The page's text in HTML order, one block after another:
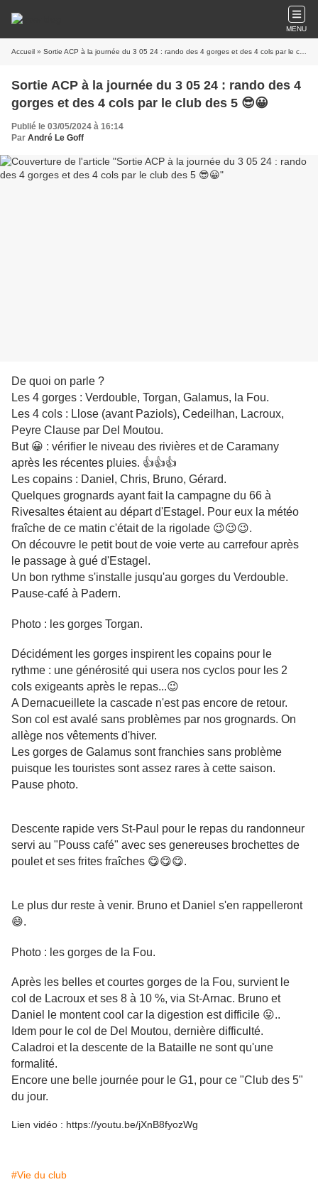
MENU
Accueil » Sortie ACP à la journée du 3 05 24 : rando des 4 gorges et des 4 cols par le club des 5 😎😀
Sortie ACP à la journée du 3 05 24 : rando des 4
gorges et des 4 cols par le club des 5 😎😀
Publié le 03/05/2024 à 16:14
Par André Le Goff
De quoi on parle ?
Les 4 gorges : Verdouble, Torgan, Galamus, la Fou.
Les 4 cols : Llose (avant Paziols), Cedeilhan, Lacroux,
Peyre Clause par Del Moutou.
But 😀 : vérifier le niveau des rivières et de Caramany
après les récentes pluies. 👍👍👍
Les copains : Daniel, Chris, Bruno, Gérard.
Quelques grognards ayant fait la campagne du 66 à
Rivesaltes étaient au départ d'Estagel. Pour eux la météo
fraîche de ce matin c'était de la rigolade 😉😉😉.
On découvre le petit bout de voie verte au carrefour après
le passage à gué d'Estagel.
Un bon rythme s'installe jusqu'au gorges du Verdouble.
Pause-café à Padern.
Photo : les gorges Torgan.
Décidément les gorges inspirent les copains pour le
rythme : une générosité qui usera nos cyclos pour les 2
cols exigeants après le repas...😉
A Dernacueillete la cascade n'est pas encore de retour.
Son col est avalé sans problèmes par nos grognards. On
allège nos vêtements d'hiver.
Les gorges de Galamus sont franchies sans problème
puisque les touristes sont assez rares à cette saison.
Pause photo.
Descente rapide vers St-Paul pour le repas du randonneur
servi au "Pouss café" avec ses genereuses brochettes de
poulet et ses frites fraîches 😋😋😋.
Le plus dur reste à venir. Bruno et Daniel s'en rappelleront
😄.
Photo : les gorges de la Fou.
Après les belles et courtes gorges de la Fou, survient le
col de Lacroux et ses 8 à 10 %, via St-Arnac. Bruno et
Daniel le montent cool car la digestion est difficile 😛..
Idem pour le col de Del Moutou, dernière difficulté.
Caladroi et la descente de la Bataille ne sont qu'une
formalité.
Encore une belle journée pour le G1, pour ce "Club des 5"
du jour.
Lien vidéo : https://youtu.be/jXnB8fyozWg
#Vie du club